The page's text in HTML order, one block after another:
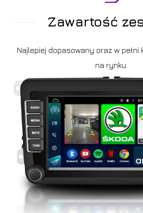
Zawartość
Najlepiej dopasowany oraz w
na rynku.